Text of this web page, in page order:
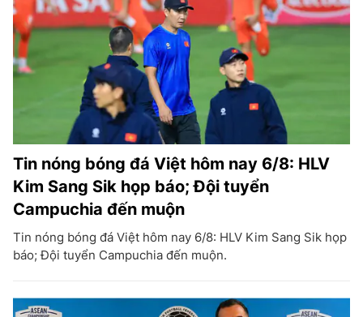
Tin nóng bóng đá Việt hôm nay 6/8: HLV
Kim Sang Sik họp báo; Đội tuyển
Campuchia đến muộn
Tin nóng bóng đá Việt hôm nay 6/8: HLV Kim Sang Sik họp
báo; Đội tuyển Campuchia đến muộn.